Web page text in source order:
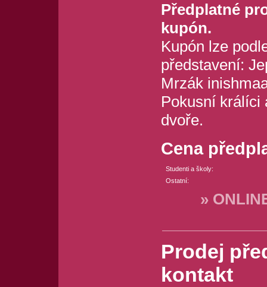
Předplatné
kupón.
Kupón lze
představení:
Mrzák
Pokusní králíci
dvoře.
Cena
Studenti a školy:
Ostatní:
»
Prodej
kontakt